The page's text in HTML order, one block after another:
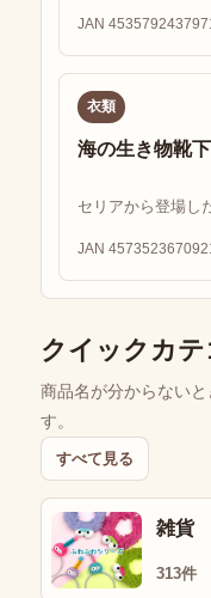
JAN
衣類
海の生き物靴下
セリアから登場し
JAN
クイックカテ
商品名が分からない
す。
すべて見る
雑貨
313件